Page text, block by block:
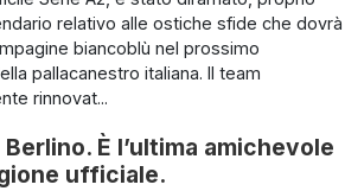
relativo alle ostiche sfide che dovrà
biancoblù nel prossimo
pallacanestro italiana. Il team
rinnovat...
È l’ultima amichevole
ufficiale.